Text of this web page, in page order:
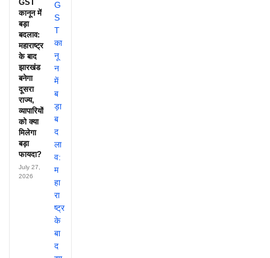
GST
कानून में
बड़ा
बदलाव:
महाराष्ट्र
के बाद
झारखंड
बनेगा
दूसरा
राज्य,
व्यापारियों
को क्या
मिलेगा
बड़ा
फायदा?
July 27,
2026